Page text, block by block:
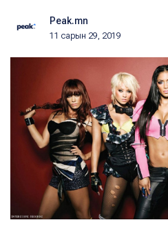
Peak.mn
11 сарын 29, 2019